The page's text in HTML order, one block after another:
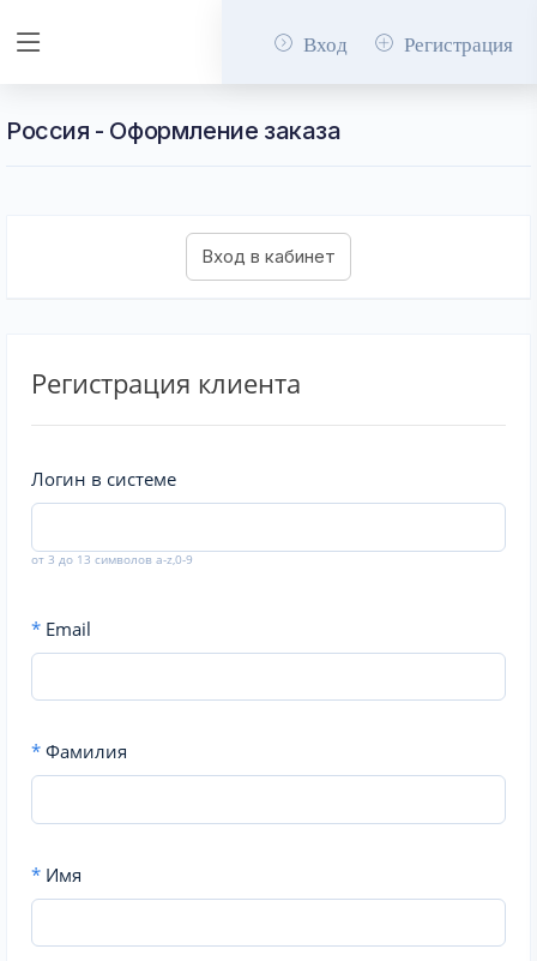
Вход Регистрация
Россия - Оформление заказа
Регистрация клиента
Логин в системе
от 3 до 13 символов a-z,0-9
* Email
* Фамилия
* Имя